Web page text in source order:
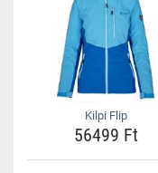
Kilpi Flip
56499 Ft